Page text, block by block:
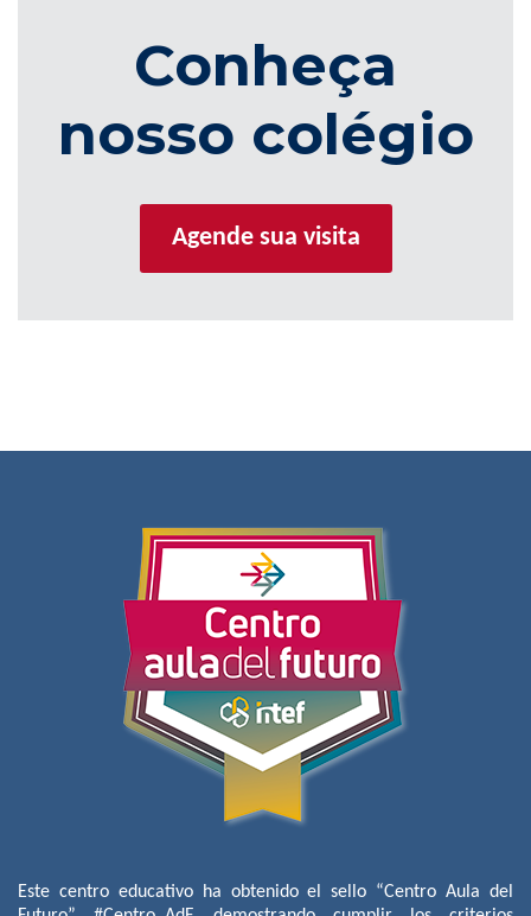
Conheça
nosso colégio
Agende sua visita
Este centro educativo ha obtenido el sello “Centro Aula del